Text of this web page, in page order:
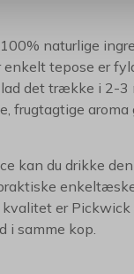
naturlige
tepose er
det trække i 2-
frugtagtige
kan du drikke
er
i samme kop.